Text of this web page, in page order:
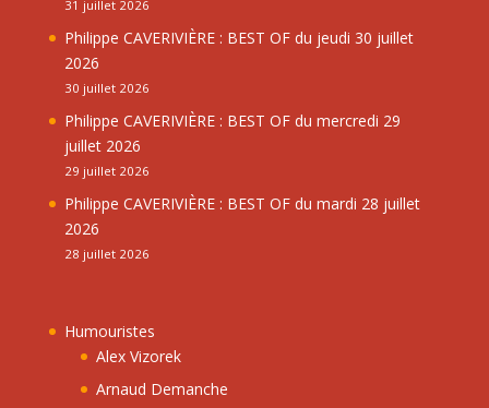
31 juillet 2026
Philippe CAVERIVIÈRE : BEST OF du jeudi 30 juillet
2026
30 juillet 2026
Philippe CAVERIVIÈRE : BEST OF du mercredi 29
juillet 2026
29 juillet 2026
Philippe CAVERIVIÈRE : BEST OF du mardi 28 juillet
2026
28 juillet 2026
Humouristes
Alex Vizorek
Arnaud Demanche